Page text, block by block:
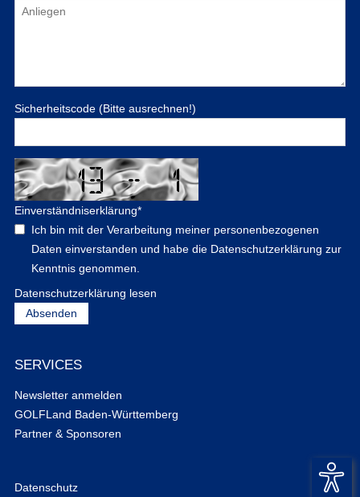
Sicherheitscode (Bitte ausrechnen!)
Einverständniserklärung*
Ich bin mit der Verarbeitung meiner personenbezogenen
Daten einverstanden und habe die Datenschutzerklärung zur
Kenntnis genommen.
Datenschutzerklärung lesen
SERVICES
Newsletter anmelden
GOLFLand Baden-Württemberg
Partner & Sponsoren
Datenschutz